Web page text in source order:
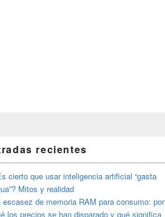
recientes
cierto que usar inteligencia artificial “gasta
Mitos y realidad
escasez de memoria RAM para consumo: por
los precios se han disparado y qué significa